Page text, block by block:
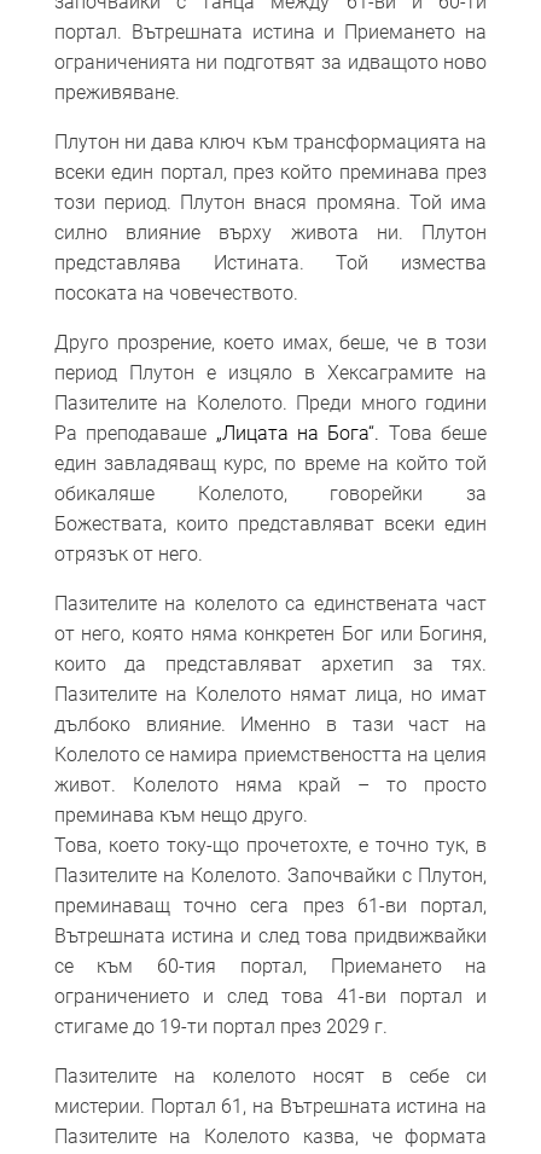
портал. Вътрешната истина и Приемането на
ограниченията ни подготвят за идващото ново
преживяване.
Плутон ни дава ключ към трансформацията на
всеки един портал, през който преминава през
този период. Плутон внася промяна. Той има
силно влияние върху живота ни. Плутон
представлява Истината. Той измества
посоката на човечеството.
Друго прозрение, което имах, беше, че в този
период Плутон е изцяло в Хексаграмите на
Пазителите на Колелото. Преди много години
Ра преподаваше „Лицата на Бога“. Това беше
един завладяващ курс, по време на който той
обикаляше Колелото, говорейки за
Божествата, които представляват всеки един
отрязък от него.
Пазителите на колелото са единствената част
от него, която няма конкретен Бог или Богиня,
които да представляват архетип за тях.
Пазителите на Колелото нямат лица, но имат
дълбоко влияние. Именно в тази част на
Колелото се намира приемствеността на целия
живот. Колелото няма край – то просто
преминава към нещо друго.
Това, което току-що прочетохте, е точно тук, в
Пазителите на Колелото. Започвайки с Плутон,
преминаващ точно сега през 61-ви портал,
Вътрешната истина и след това придвижвайки
се към 60-тия портал, Приемането на
ограничението и след това 41-ви портал и
стигаме до 19-ти портал през 2029 г.
Пазителите на колелото носят в себе си
мистерии. Портал 61, на Вътрешната истина на
Пазителите на Колелото казва, че формата